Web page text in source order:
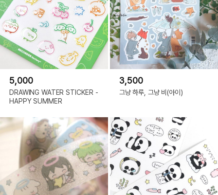
5,000
DRAWING WATER STICKER -
HAPPY SUMMER
3,500
그냥 하루, 그냥 비(아이)